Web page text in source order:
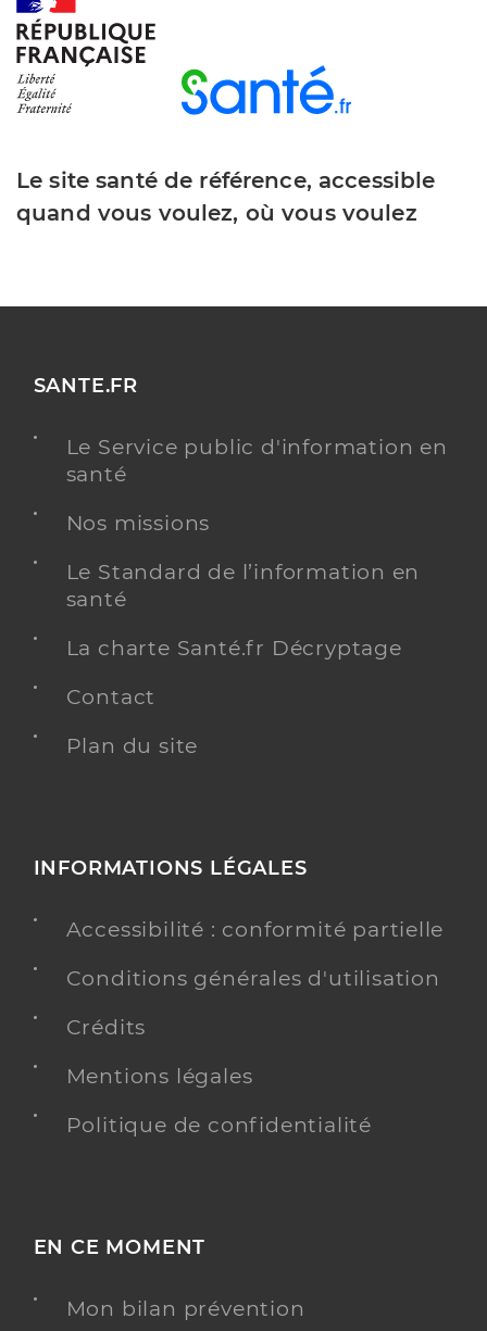
Le site santé de référence, accessible
quand vous voulez, où vous voulez
SANTE.FR
Le Service public d'information en
santé
Nos missions
Le Standard de l’information en
santé
La charte Santé.fr Décryptage
Contact
Plan du site
INFORMATIONS LÉGALES
Accessibilité : conformité partielle
Conditions générales d'utilisation
Crédits
Mentions légales
Politique de confidentialité
EN CE MOMENT
Mon bilan prévention